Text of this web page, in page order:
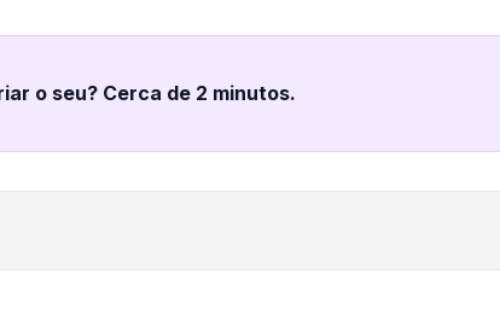
o seu? Cerca de 2 minutos.